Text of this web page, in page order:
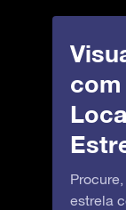
estrela